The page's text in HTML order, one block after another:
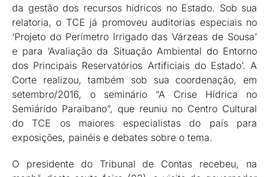
da gestão dos recursos hídricos no Estado. Sob sua
relatoria, o TCE já promoveu auditorias especiais no
‘Projeto do Perímetro Irrigado das Várzeas de Sousa’
e para ‘Avaliação da Situação Ambiental do Entorno
dos Principais Reservatórios Artificiais do Estado’. A
Corte realizou, também sob sua coordenação, em
setembro/2016, o seminário “A Crise Hídrica no
Semiárido Paraibano”, que reuniu no Centro Cultural
do TCE os maiores especialistas do país para
exposições, painéis e debates sobre o tema.
O presidente do Tribunal de Contas recebeu, na